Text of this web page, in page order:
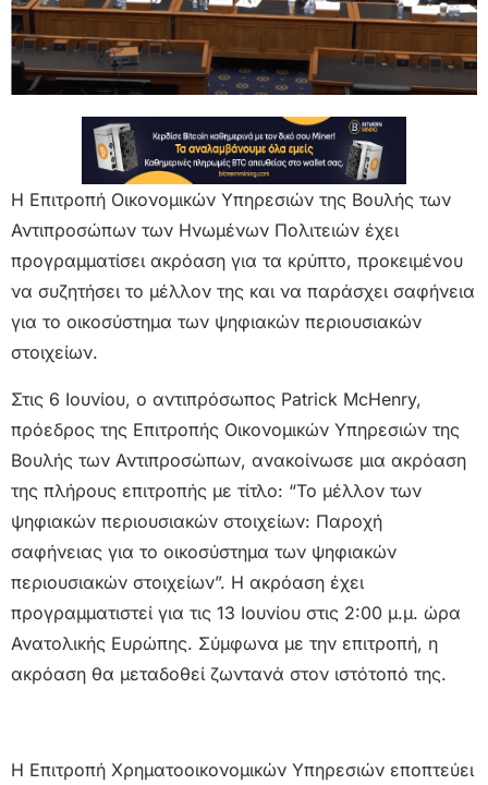
Η Επιτροπή Οικονομικών Υπηρεσιών της Βουλής των
Αντιπροσώπων των Ηνωμένων Πολιτειών έχει
προγραμματίσει ακρόαση για τα κρύπτο, προκειμένου
να συζητήσει το μέλλον της και να παράσχει σαφήνεια
για το οικοσύστημα των ψηφιακών περιουσιακών
στοιχείων.
Στις 6 Ιουνίου, ο αντιπρόσωπος Patrick McHenry,
πρόεδρος της Επιτροπής Οικονομικών Υπηρεσιών της
Βουλής των Αντιπροσώπων, ανακοίνωσε μια ακρόαση
της πλήρους επιτροπής με τίτλο: “Το μέλλον των
ψηφιακών περιουσιακών στοιχείων: Παροχή
σαφήνειας για το οικοσύστημα των ψηφιακών
περιουσιακών στοιχείων”. Η ακρόαση έχει
προγραμματιστεί για τις 13 Ιουνίου στις 2:00 μ.μ. ώρα
Ανατολικής Ευρώπης. Σύμφωνα με την επιτροπή, η
ακρόαση θα μεταδοθεί ζωντανά στον ιστότοπό της.
Η Επιτροπή Χρηματοοικονομικών Υπηρεσιών εποπτεύει